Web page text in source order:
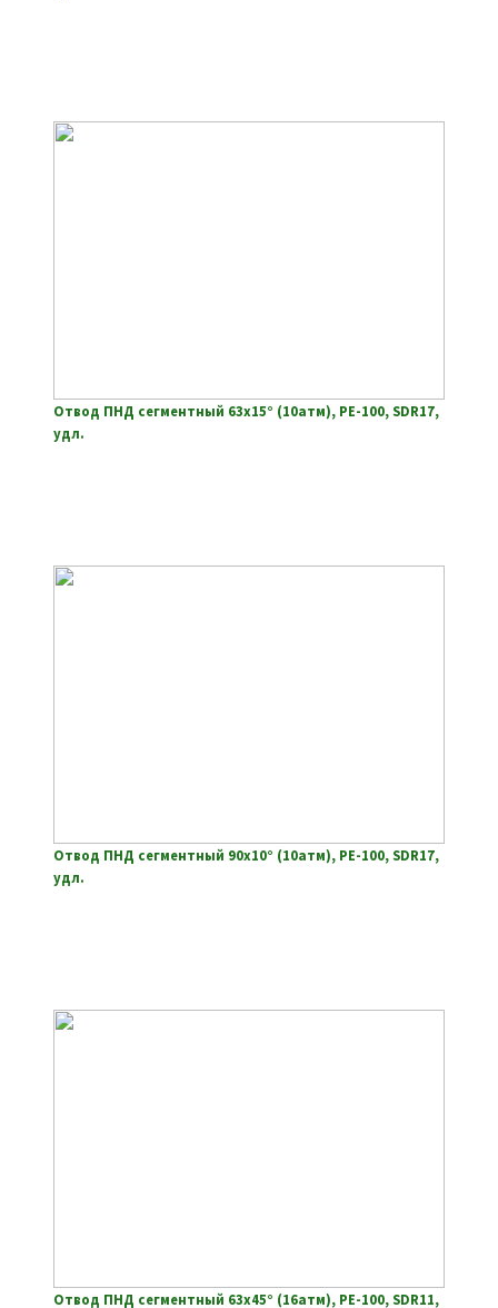
Отвод ПНД сегментный 63х15° (10атм), РЕ-100, SDR17,
удл.
Отвод ПНД сегментный 90х10° (10атм), РЕ-100, SDR17,
удл.
Отвод ПНД сегментный 63х45° (16атм), РЕ-100, SDR11,